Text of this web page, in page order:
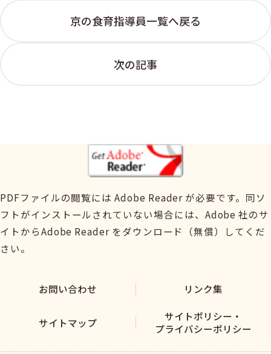
京の食育指導員一覧へ戻る
次の記事
PDFファイルの閲覧には Adobe Reader が必要です。同ソ
フトがインストールされていない場合には、Adobe 社のサ
イトからAdobe Reader をダウンロード（無償）してくだ
さい。
お問い合わせ リンク集
サイトマップ
サイトポリシー・
プライバシーポリシー